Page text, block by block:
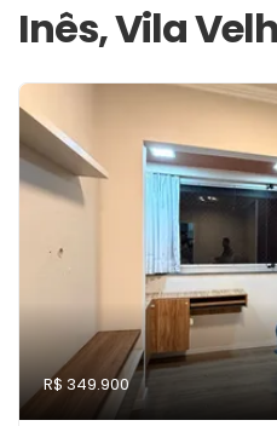
Inês, Vila
R$ 349.900